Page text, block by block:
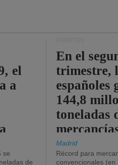
el
a
se
de
En el
trimestre,
españoles
144,8
toneladas
Madrid
Récord para
convencionales (en